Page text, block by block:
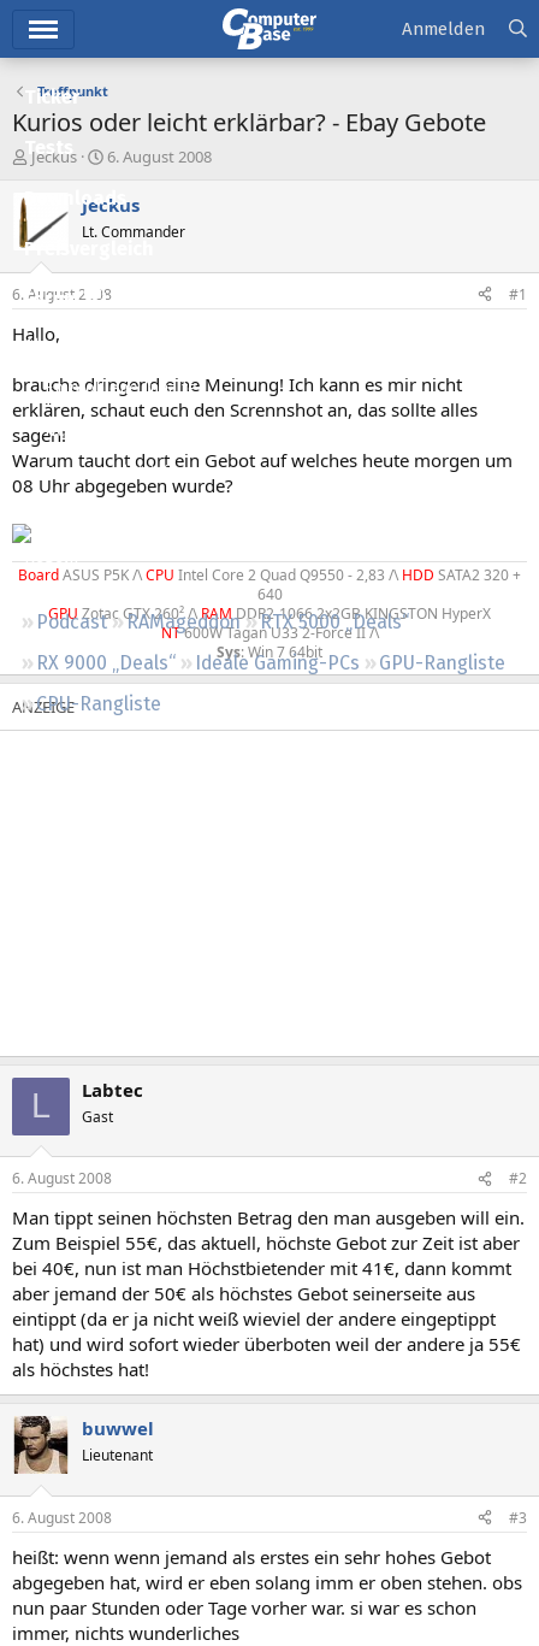
Ticker
Tests
Downloads
Preisvergleich
Forum
Aktuelles
Empfohlene Inhalte
Neue Beiträge
Neueste Aktivitäten
Regeln
Podcast RAMageddon
RTX 5000 „Deals“
RX 9000 „Deals“
Ideale Gaming-PCs
GPU-Rangliste
CPU-Rangliste
Anmelden
Treffpunkt
Kurios oder leicht erklärbar? - Ebay Gebote
E
e
l
e
r
Jeckus
E
s
e
l
t
6. August 2008
Jeckus
Lt. Commander
6. August 2008 #1
Hallo,
brauche dringend eine Meinung! Ich kann es mir nicht
erklären, schaut euch den Scrennshot an, das sollte alles
sagen!
Warum taucht dort ein Gebot auf welches heute morgen um
08 Uhr abgegeben wurde?
BoardASUS P5K /\CPU Intel Core 2 Quad Q9550 - 2,83 /\ HDD SATA2 320 +
640
GPUZotac GTX 260² /\RAMDDR2-1066 2x2GB KINGSTON HyperX
NT600W Tagan U33 2-Force II /\
Sys: Win 7 64bit​
L Labtec
Gast
6. August 2008 #2
Man tippt seinen höchsten Betrag den man ausgeben will ein.
Zum Beispiel 55€, das aktuell, höchste Gebot zur Zeit ist aber
bei 40€, nun ist man Höchstbietender mit 41€, dann kommt
aber jemand der 50€ als höchstes Gebot seinerseite aus
eintippt (da er ja nicht weiß wieviel der andere eingeptippt
hat) und wird sofort wieder überboten weil der andere ja 55€
als höchstes hat!
buwwel
Lieutenant
6. August 2008 #3
heißt: wenn wenn jemand als erstes ein sehr hohes Gebot
abgegeben hat, wird er eben solang imm er oben stehen. obs
nun paar Stunden oder Tage vorher war. si war es schon
immer, nichts wunderliches